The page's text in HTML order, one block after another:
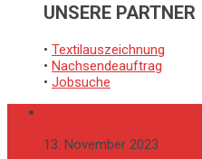
UNSERE PARTNER
• Textilauszeichnung
• Nachsendeauftrag
• Jobsuche
13. November 2023